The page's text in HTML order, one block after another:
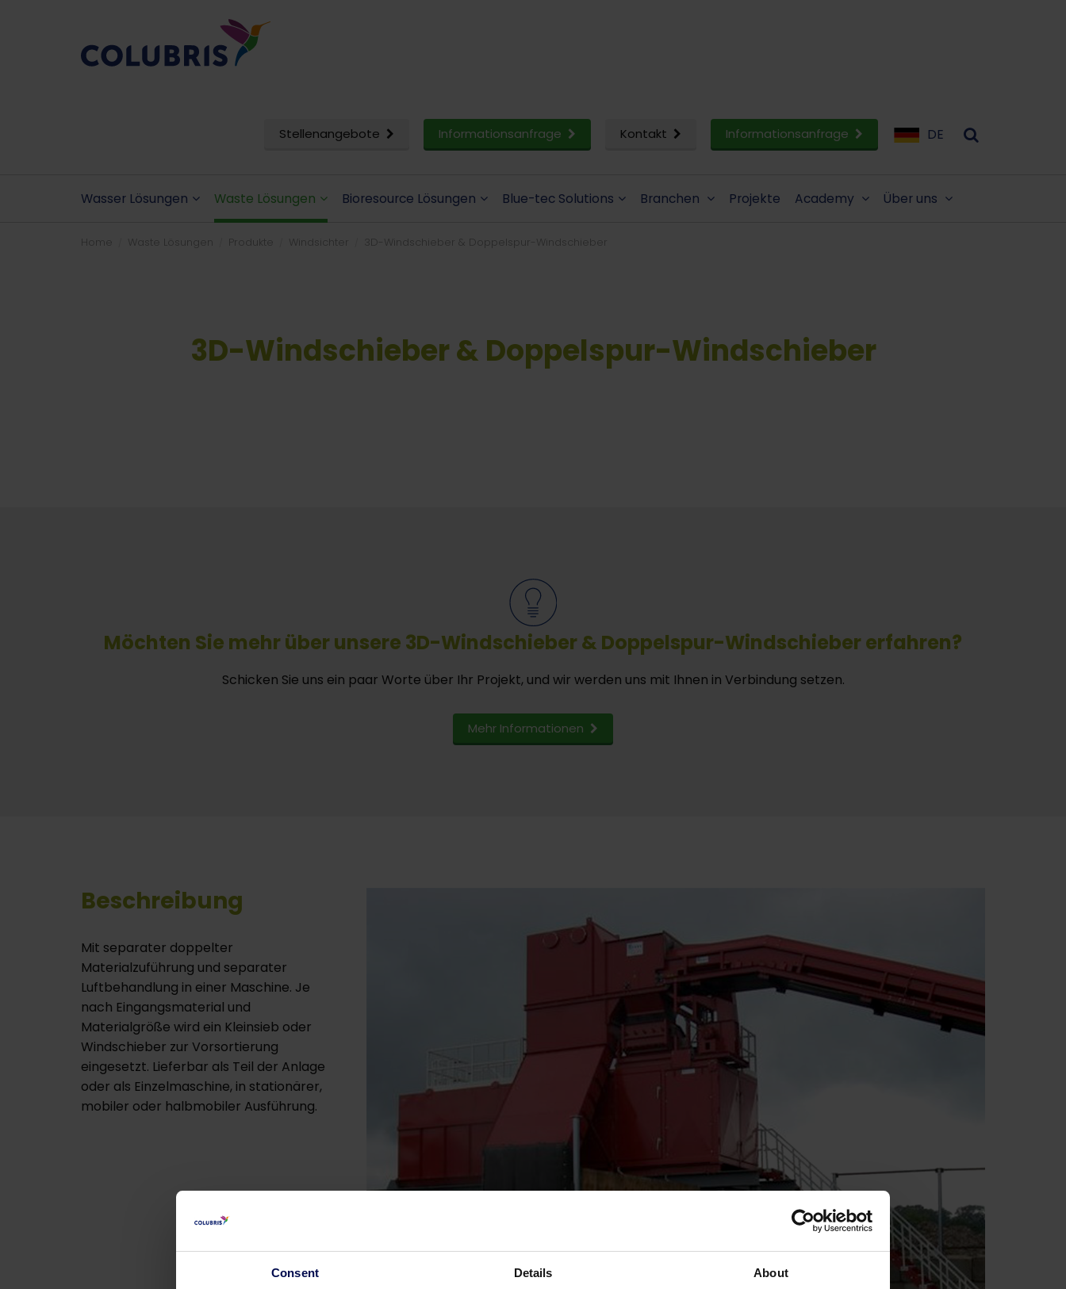
Consent Details About
Stellenangebote Informationsanfrage Kontakt Informationsanfrage DE
Wasser Lösungen Waste Lösungen Bioresource Lösungen Blue-tec Solutions Branchen Projekte Academy Über uns
Home Waste Lösungen Produkte Windsichter 3D-Windschieber & Doppelspur-Windschieber
3D-Windschieber & Doppelspur-Windschieber
Möchten Sie mehr über unsere 3D-Windschieber & Doppelspur-Windschieber erfahren?
Schicken Sie uns ein paar Worte über Ihr Projekt, und wir werden uns mit Ihnen in Verbindung setzen.
Mehr Informationen
Beschreibung
Mit separater doppelter
Materialzuführung und separater
Luftbehandlung in einer Maschine. Je
nach Eingangsmaterial und
Materialgröße wird ein Kleinsieb oder
Windschieber zur Vorsortierung
eingesetzt. Lieferbar als Teil der Anlage
oder als Einzelmaschine, in stationärer,
mobiler oder halbmobiler Ausführung.